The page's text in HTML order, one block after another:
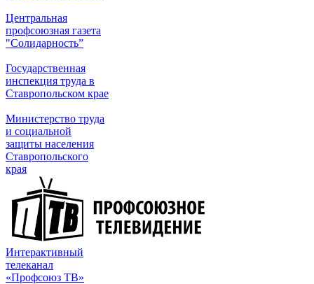
Центральная
профсоюзная газета
"Солидарность”
Государственная
инспекция труда в
Ставропольском крае
Министерство труда
и социальной
защиты населения
Ставропольского
края
Интерактивный
телеканал
«Профсоюз ТВ»